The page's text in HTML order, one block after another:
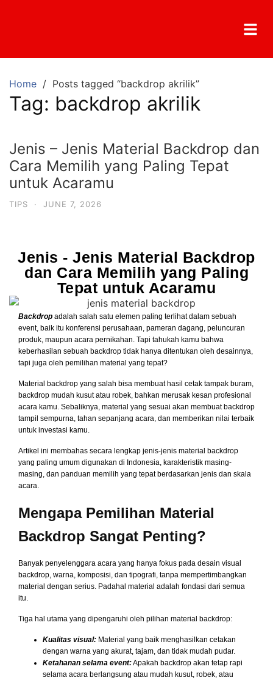
Home Posts tagged “backdrop akrilik”
Tag: backdrop akrilik
Jenis – Jenis Material Backdrop dan
Cara Memilih yang Paling Tepat
untuk Acaramu
TIPS · JUNE 7, 2026
Jenis - Jenis Material Backdrop
dan Cara Memilih yang Paling
Tepat untuk Acaramu
Backdrop adalah salah satu elemen paling terlihat dalam sebuah
event, baik itu konferensi perusahaan, pameran dagang, peluncuran
produk, maupun acara pernikahan. Tapi tahukah kamu bahwa
keberhasilan sebuah backdrop tidak hanya ditentukan oleh desainnya,
tapi juga oleh pemilihan material yang tepat?
Material backdrop yang salah bisa membuat hasil cetak tampak buram,
backdrop mudah kusut atau robek, bahkan merusak kesan profesional
acara kamu. Sebaliknya, material yang sesuai akan membuat backdrop
tampil sempurna, tahan sepanjang acara, dan memberikan nilai terbaik
untuk investasi kamu.
Artikel ini membahas secara lengkap jenis-jenis material backdrop
yang paling umum digunakan di Indonesia, karakteristik masing-
masing, dan panduan memilih yang tepat berdasarkan jenis dan skala
acara.
Mengapa Pemilihan Material
Backdrop Sangat Penting?
Banyak penyelenggara acara yang hanya fokus pada desain visual
backdrop, warna, komposisi, dan tipografi, tanpa mempertimbangkan
material dengan serius. Padahal material adalah fondasi dari semua
itu.
Tiga hal utama yang dipengaruhi oleh pilihan material backdrop:
Kualitas visual: Material yang baik menghasilkan cetakan
dengan warna yang akurat, tajam, dan tidak mudah pudar.
Ketahanan selama event:Apakah backdrop akan tetap rapi
selama acara berlangsung atau mudah kusut, robek, atau